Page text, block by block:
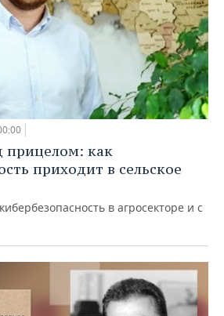
прицелом: как
приходит в сельское
в агросекторе и с